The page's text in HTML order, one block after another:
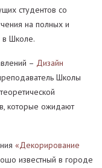
студентов со
на полных и
в Школе.
– Дизайн
Школы
которые ожидают
«Декорирование
известный в городе